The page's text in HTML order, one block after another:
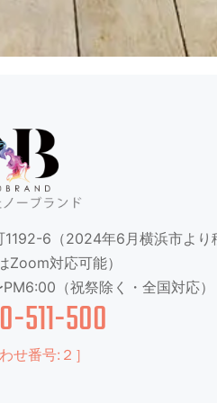
1192-6 （2024年6月横浜市より
Zoom対応可能）
PM6:00 （祝祭除く・全国対応）
511-500
せ番号:２］